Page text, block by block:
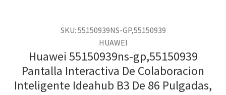
SKU: 55150939NS-GP,55150939
HUAWEI
Huawei 55150939ns-gp,55150939
Pantalla Interactiva De Colaboracion
Inteligente Ideahub B3 De 86 Pulgadas,